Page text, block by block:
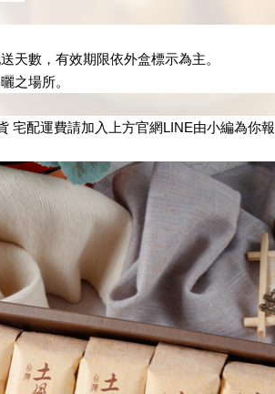
天數，有效期限依外盒標示為主。
之場所。
宅配運費請加入上方官網LINE由小編為你